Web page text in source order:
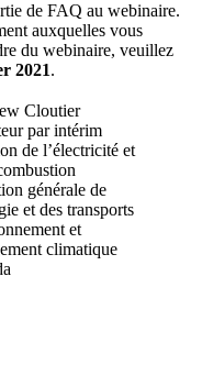
de FAQ au webinaire.
auxquelles vous
du webinaire, veuillez
2021.
Cloutier
par intérim
de l’électricité et
générale de
et des transports
et
climatique